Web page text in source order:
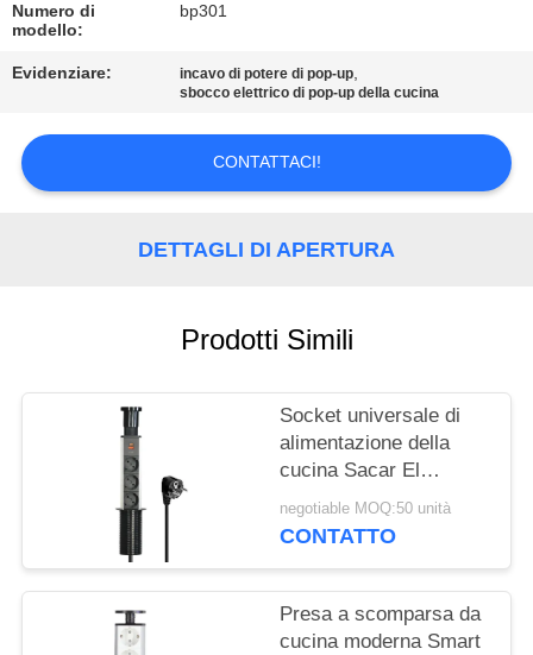
NOTIZIE
CONFERENCE
DEL
PRIVACY
POLICY
Numero di
modello:
bp301
Evidenziare: incavo di potere di pop-up,
sbocco elettrico di pop-up della cucina
CONTATTACI!
DETTAGLI DI APERTURA
Prodotti Simili
Socket universale di
alimentazione della
cucina Sacar El
Enchufe De La Cocina
Tavolo nascosto socket
moderna
negotiable MOQ:50 unità
CONTATTO
Presa a scomparsa da
cucina moderna Smart